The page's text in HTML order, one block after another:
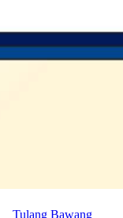
Tulang Bawang